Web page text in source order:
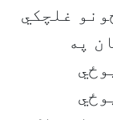
غلچکي
په